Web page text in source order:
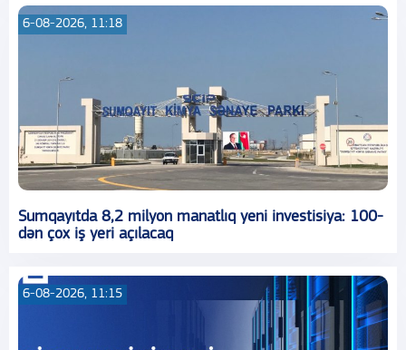
6-08-2026, 11:18
Sumqayıtda 8,2 milyon manatlıq yeni investisiya: 100-
dən çox iş yeri açılacaq
6-08-2026, 11:15